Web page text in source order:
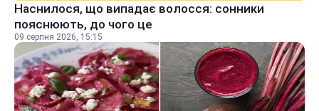
Наснилося, що випадає волосся: сонники
пояснюють, до чого це
09 серпня 2026, 15:15